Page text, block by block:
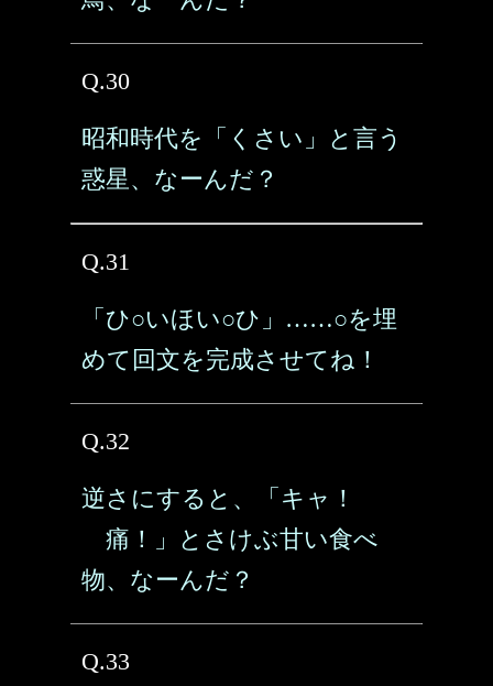
Q.30
昭和時代を「くさい」と言う
惑星、なーんだ？
Q.31
「ひ○いほい○ひ」……○を埋
めて回文を完成させてね！
Q.32
逆さにすると、「キャ！
痛！」とさけぶ甘い食べ
物、なーんだ？
Q.33